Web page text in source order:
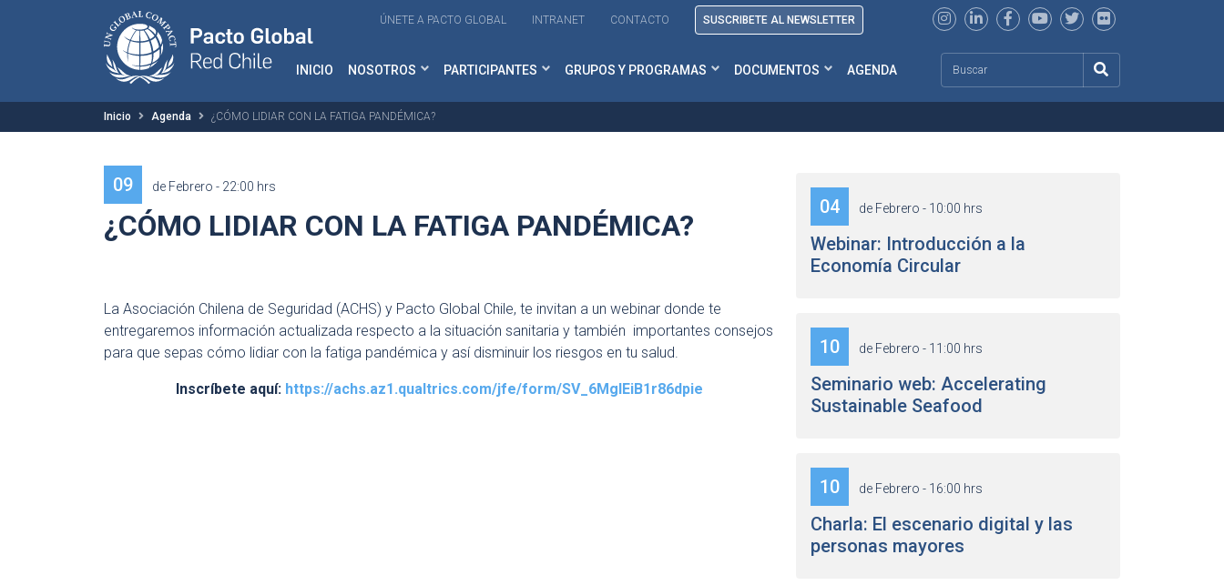
ÚNETE A PACTO GLOBAL INTRANET CONTACTO SUSCRIBETE AL NEWSLETTER
INICIO NOSOTROS PARTICIPANTES GRUPOS Y PROGRAMAS DOCUMENTOS AGENDA
Inicio Agenda ¿CÓMO LIDIAR CON LA FATIGA PANDÉMICA?
09 de Febrero - 22:00 hrs
¿CÓMO LIDIAR CON LA FATIGA PANDÉMICA?
La Asociación Chilena de Seguridad (ACHS) y Pacto Global Chile, te invitan a un webinar donde te
entregaremos información actualizada respecto a la situación sanitaria y también importantes consejos
para que sepas cómo lidiar con la fatiga pandémica y así disminuir los riesgos en tu salud.
Inscríbete aquí: https://achs.az1.qualtrics.com/jfe/form/SV_6MglEiB1r86dpie
04 de Febrero - 10:00 hrs
Webinar: Introducción a la
Economía Circular
10 de Febrero - 11:00 hrs
Seminario web: Accelerating
Sustainable Seafood
10 de Febrero - 16:00 hrs
Charla: El escenario digital y las
personas mayores